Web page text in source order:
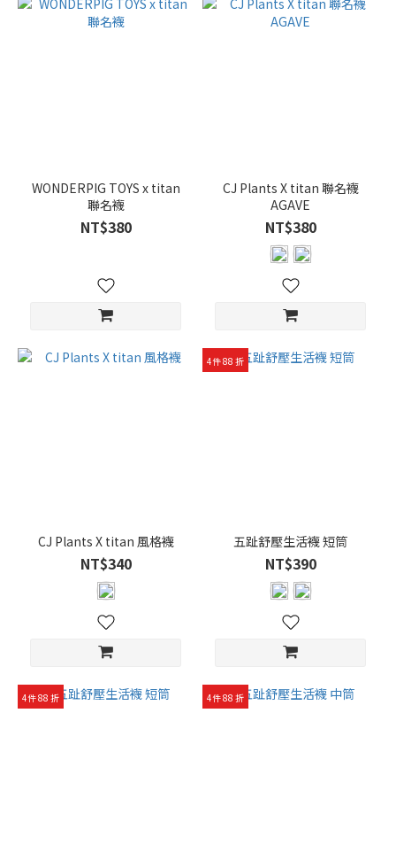
WONDERPIG TOYS x titan
聯名襪
NT$380
CJ Plants X titan 聯名襪
AGAVE
NT$380
CJ Plants X titan 風格襪
NT$340
4件 88 折
五趾舒壓生活襪 短筒
NT$390
4件 88 折 4件 88 折